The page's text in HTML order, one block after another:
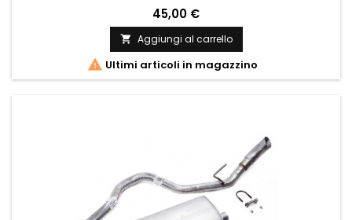
Kit fissaggio collettore scarico Jeep 83-06 4.0 2.5
45,00 €
 Aggiungi al carrello
 Ultimi articoli in magazzino